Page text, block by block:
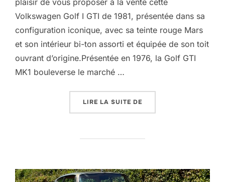
Volkswagen Golf I GTI de 1981, présentée dans sa
configuration iconique, avec sa teinte rouge Mars
et son intérieur bi-ton assorti et équipée de son toit
ouvrant d’origine.Présentée en 1976, la Golf GTI
MK1 bouleverse le marché …
LIRE LA SUITE DE